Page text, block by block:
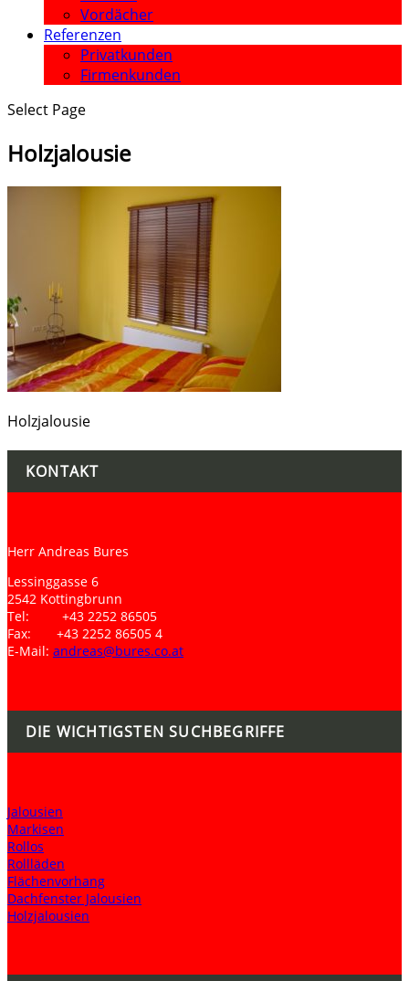
Vordächer
Referenzen
Privatkunden
Firmenkunden
Select Page
Holzjalousie
Holzjalousie
KONTAKT
Herr Andreas Bures
Lessinggasse 6
2542 Kottingbrunn
Tel: +43 2252 86505
Fax: +43 2252 86505 4
E-Mail: andreas@bures.co.at
DIE WICHTIGSTEN SUCHBEGRIFFE
Jalousien
Markisen
Rollos
Rollläden
Flächenvorhang
Dachfenster Jalousien
Holzjalousien